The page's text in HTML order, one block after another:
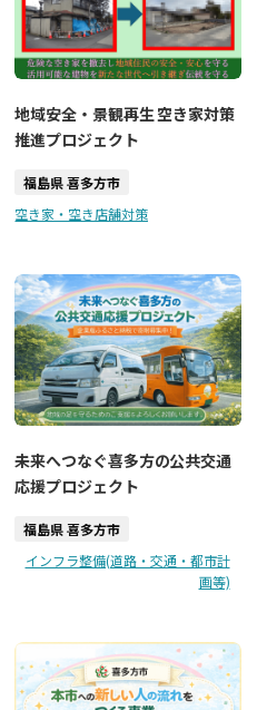
地域安全・景観再生 空き家対策
推進プロジェクト
福島県 喜多方市
空き家・空き店舗対策
未来へつなぐ喜多方の公共交通
応援プロジェクト
福島県 喜多方市
インフラ整備(道路・交通・都市計
画等)